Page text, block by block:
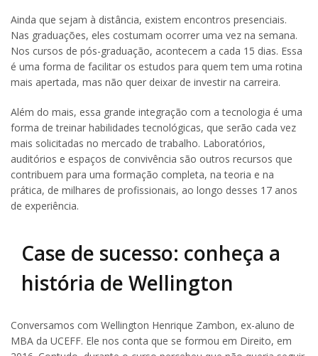
Ainda que sejam à distância, existem encontros presenciais.
Nas graduações, eles costumam ocorrer uma vez na semana.
Nos cursos de pós-graduação, acontecem a cada 15 dias. Essa
é uma forma de facilitar os estudos para quem tem uma rotina
mais apertada, mas não quer deixar de investir na carreira.
Além do mais, essa grande integração com a tecnologia é uma
forma de treinar habilidades tecnológicas, que serão cada vez
mais solicitadas no mercado de trabalho. Laboratórios,
auditórios e espaços de convivência são outros recursos que
contribuem para uma formação completa, na teoria e na
prática, de milhares de profissionais, ao longo desses 17 anos
de experiência.
Case de sucesso: conheça a
história de Wellington
Conversamos com Wellington Henrique Zambon, ex-aluno de
MBA da UCEFF. Ele nos conta que se formou em Direito, em